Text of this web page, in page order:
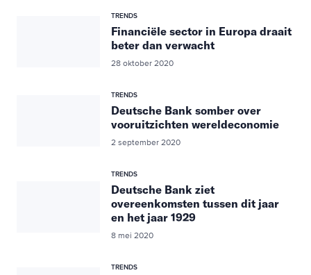
TRENDS
Financiële sector in Europa draait
beter dan verwacht
28 oktober 2020
TRENDS
Deutsche Bank somber over
vooruitzichten wereldeconomie
2 september 2020
TRENDS
Deutsche Bank ziet
overeenkomsten tussen dit jaar
en het jaar 1929
8 mei 2020
TRENDS